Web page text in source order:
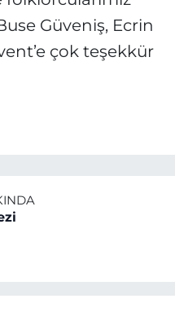
Güveniş, Ecrin
çok teşekkür